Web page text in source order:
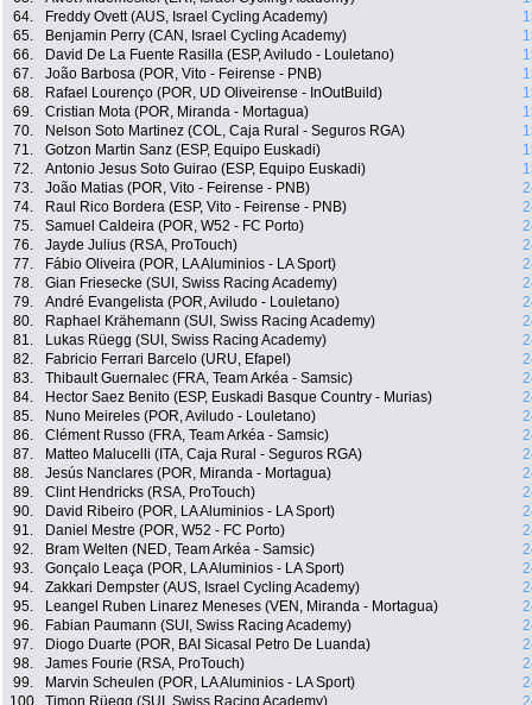
64.
Freddy Ovett (AUS, Israel Cycling Academy)
65.
Benjamin Perry (CAN, Israel Cycling Academy)
66.
David De La Fuente Rasilla (ESP, Aviludo - Louletano)
67.
João Barbosa (POR, Vito - Feirense - PNB)
68.
Rafael Lourenço (POR, UD Oliveirense - InOutBuild)
69.
Cristian Mota (POR, Miranda - Mortagua)
70.
Nelson Soto Martinez (COL, Caja Rural - Seguros RGA)
71.
Gotzon Martin Sanz (ESP, Equipo Euskadi)
72.
Antonio Jesus Soto Guirao (ESP, Equipo Euskadi)
73.
João Matias (POR, Vito - Feirense - PNB)
74.
Raul Rico Bordera (ESP, Vito - Feirense - PNB)
75.
Samuel Caldeira (POR, W52 - FC Porto)
76.
Jayde Julius (RSA, ProTouch)
77.
Fábio Oliveira (POR, LA Aluminios - LA Sport)
78.
Gian Friesecke (SUI, Swiss Racing Academy)
79.
André Evangelista (POR, Aviludo - Louletano)
80.
Raphael Krähemann (SUI, Swiss Racing Academy)
81.
Lukas Rüegg (SUI, Swiss Racing Academy)
82.
Fabricio Ferrari Barcelo (URU, Efapel)
83.
Thibault Guernalec (FRA, Team Arkéa - Samsic)
84.
Hector Saez Benito (ESP, Euskadi Basque Country - Murias)
85.
Nuno Meireles (POR, Aviludo - Louletano)
86.
Clément Russo (FRA, Team Arkéa - Samsic)
87.
Matteo Malucelli (ITA, Caja Rural - Seguros RGA)
88.
Jesús Nanclares (POR, Miranda - Mortagua)
89.
Clint Hendricks (RSA, ProTouch)
90.
David Ribeiro (POR, LA Aluminios - LA Sport)
91.
Daniel Mestre (POR, W52 - FC Porto)
92.
Bram Welten (NED, Team Arkéa - Samsic)
93.
Gonçalo Leaça (POR, LA Aluminios - LA Sport)
94.
Zakkari Dempster (AUS, Israel Cycling Academy)
95.
Leangel Ruben Linarez Meneses (VEN, Miranda - Mortagua)
96.
Fabian Paumann (SUI, Swiss Racing Academy)
97.
Diogo Duarte (POR, BAI Sicasal Petro De Luanda)
98.
James Fourie (RSA, ProTouch)
99.
Marvin Scheulen (POR, LA Aluminios - LA Sport)